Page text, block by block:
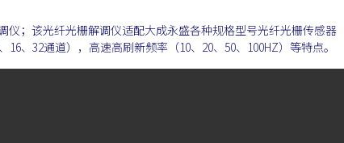
；该光纤光栅解调仪适配大成永盛各种规格型号光纤光栅传感器
、32通道），高速高刷新频率（10、20、50、100HZ）等特点。